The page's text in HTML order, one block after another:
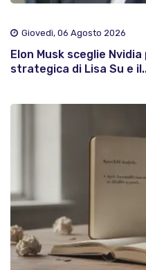
Giovedì, 06 Agosto 2026
Elon Musk sceglie
strategica di Lisa Su e